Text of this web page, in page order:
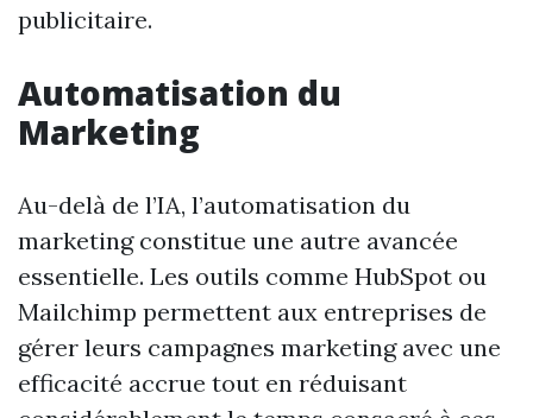
publicitaire.
Automatisation du
Marketing
Au-delà de l’IA, l’automatisation du
marketing constitue une autre avancée
essentielle. Les outils comme HubSpot ou
Mailchimp permettent aux entreprises de
gérer leurs campagnes marketing avec une
efficacité accrue tout en réduisant